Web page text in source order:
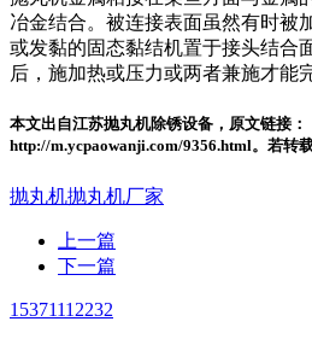
冶金结合。被连接表面虽然有时被
或发黏的固态黏结机置于接头结合
后，施加热或压力或两者兼施才能
本文出自江苏抛丸机除锈设备，原文链接：
http://m.ycpaowanji.com/9356.html。若转载
抛丸机抛丸机厂家
上一篇
下一篇
15371112232